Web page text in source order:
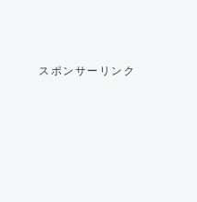
スポンサーリンク